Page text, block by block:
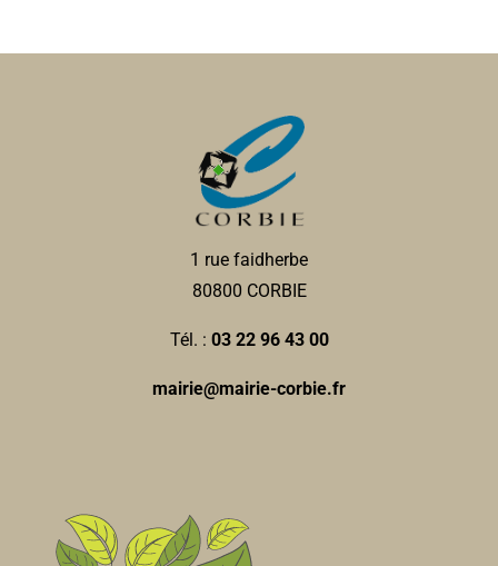
1 rue faidherbe
80800 CORBIE
Tél. : 03 22 96 43 00
mairie@mairie-corbie.fr